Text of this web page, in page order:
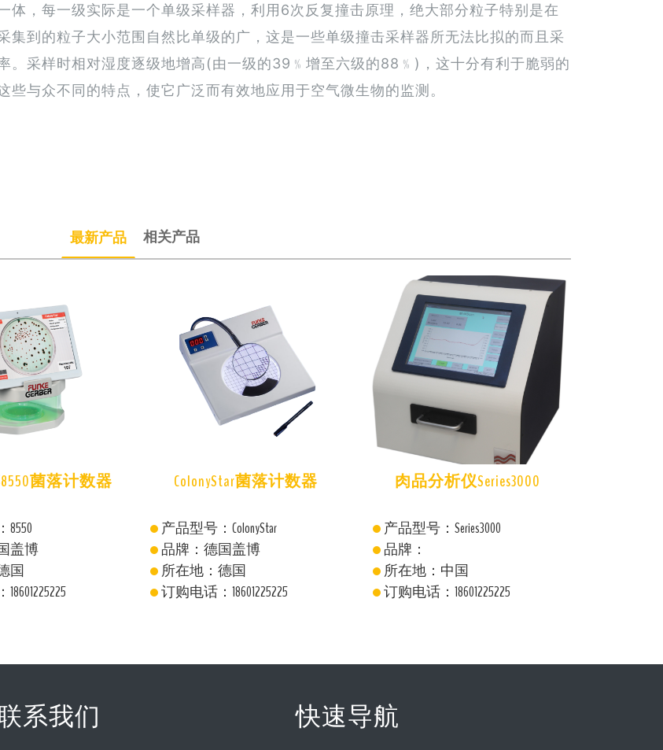
体，每一级实际是一个单级采样器，利用6次反复撞击原理，绝大部分粒子特别是在
集到的粒子大小范围自然比单级的广，这是一些单级撞击采样器所无法比拟的而且采
。采样时相对湿度逐级地增高(由一级的39﹪增至六级的88﹪)，这十分有利于脆弱的
与众不同的特点，使它广泛而有效地应用于空气微生物的监测。
最新产品 相关产品
菌落计数器
盖博
国
ColonyStar菌落计数器
产品型号：ColonyStar
品牌：德国盖博
所在地：德国
订购电话：18601225225
肉品分析仪Series3000
产品型号：Series3000
品牌：
所在地：中国
订购电话：18601225225
系我们 快速导航